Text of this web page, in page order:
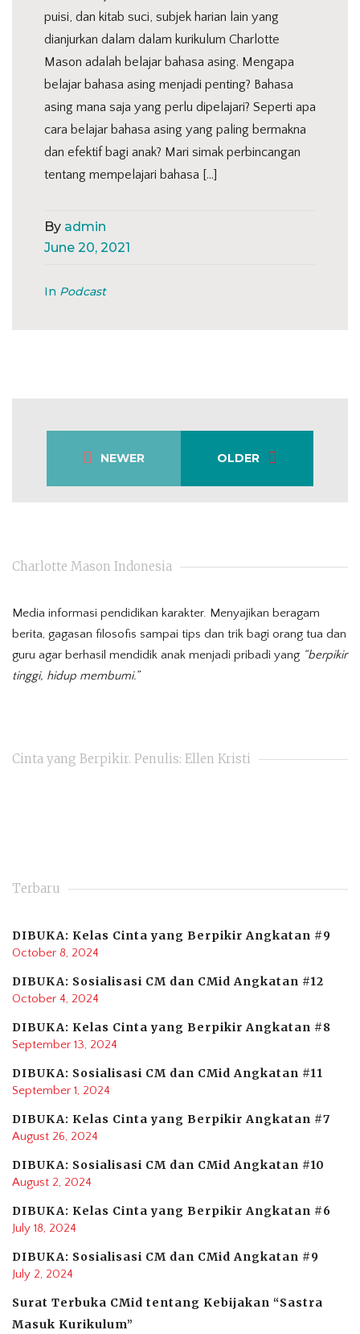
puisi, dan kitab suci, subjek harian lain yang
dianjurkan dalam dalam kurikulum Charlotte
Mason adalah belajar bahasa asing. Mengapa
belajar bahasa asing menjadi penting? Bahasa
asing mana saja yang perlu dipelajari? Seperti apa
cara belajar bahasa asing yang paling bermakna
dan efektif bagi anak? Mari simak perbincangan
tentang mempelajari bahasa […]
By admin
June 20, 2021
In Podcast
NEWER OLDER
Charlotte Mason Indonesia
Media informasi pendidikan karakter. Menyajikan beragam
berita, gagasan filosofis sampai tips dan trik bagi orang tua dan
guru agar berhasil mendidik anak menjadi pribadi yang “berpikir
tinggi, hidup membumi.”
Cinta yang Berpikir. Penulis: Ellen Kristi
Terbaru
DIBUKA: Kelas Cinta yang Berpikir Angkatan #9
October 8, 2024
DIBUKA: Sosialisasi CM dan CMid Angkatan #12
October 4, 2024
DIBUKA: Kelas Cinta yang Berpikir Angkatan #8
September 13, 2024
DIBUKA: Sosialisasi CM dan CMid Angkatan #11
September 1, 2024
DIBUKA: Kelas Cinta yang Berpikir Angkatan #7
August 26, 2024
DIBUKA: Sosialisasi CM dan CMid Angkatan #10
August 2, 2024
DIBUKA: Kelas Cinta yang Berpikir Angkatan #6
July 18, 2024
DIBUKA: Sosialisasi CM dan CMid Angkatan #9
July 2, 2024
Surat Terbuka CMid tentang Kebijakan “Sastra
Masuk Kurikulum”